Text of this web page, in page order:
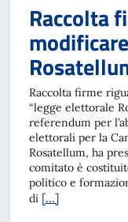
Raccolta
Raccolta firme
“legge elettorale
referendum per
elettorali per la
Rosatellum, ha
comitato è
politico e
di […]